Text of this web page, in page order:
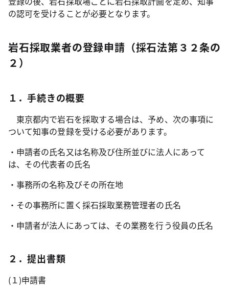
の認可を受けることが必要となります。
岩石採取業者の登録申請（採石法第３２条の
２）
１．手続きの概要
東京都内で岩石を採取する場合は、予め、次の事項に
ついて知事の登録を受ける必要があります。
・申請者の氏名又は名称及び住所並びに法人にあって
は、その代表者の氏名
・事務所の名称及びその所在地
・その事務所に置く採石採取業務管理者の氏名
・申請者が法人にあっては、その業務を行う役員の氏名
２．提出書類
(１)申請書